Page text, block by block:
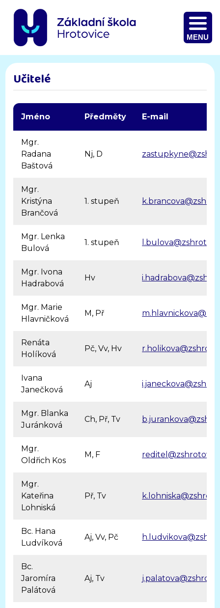
MENU
Učitelé
Jméno Předměty E-mail
Mgr.
Radana
Baštová
Nj, D
Mgr.
Kristýna
Brančová
1. stupeň
Mgr. Lenka
Bulová
1. stupeň
Mgr. Ivona
Hadrabová
Hv
Mgr. Marie
Hlavničková
M, Př
Renáta
Holíková
Pč, Vv, Hv
Ivana
Janečková
Aj
Mgr. Blanka
Juránková
Ch, Př, Tv
Mgr.
Oldřich Kos
M, F
Mgr.
Kateřina
Lohniská
Př, Tv
Bc. Hana
Ludvíková
Aj, Vv, Pč
Bc.
Jaromíra
Palátová
Aj, Tv